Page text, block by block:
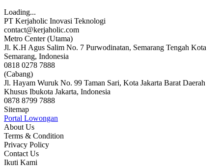
Loading...
PT Kerjaholic Inovasi Teknologi
contact@kerjaholic.com
Metro Center (Utama)
Jl. K.H Agus Salim No. 7 Purwodinatan, Semarang Tengah Kota
Semarang, Indonesia
0818 0278 7888
(Cabang)
Jl. Hayam Wuruk No. 99 Taman Sari, Kota Jakarta Barat Daerah
Khusus Ibukota Jakarta, Indonesia
0878 8799 7888
Sitemap
Portal Lowongan
About Us
Terms & Condition
Privacy Policy
Contact Us
Ikuti Kami